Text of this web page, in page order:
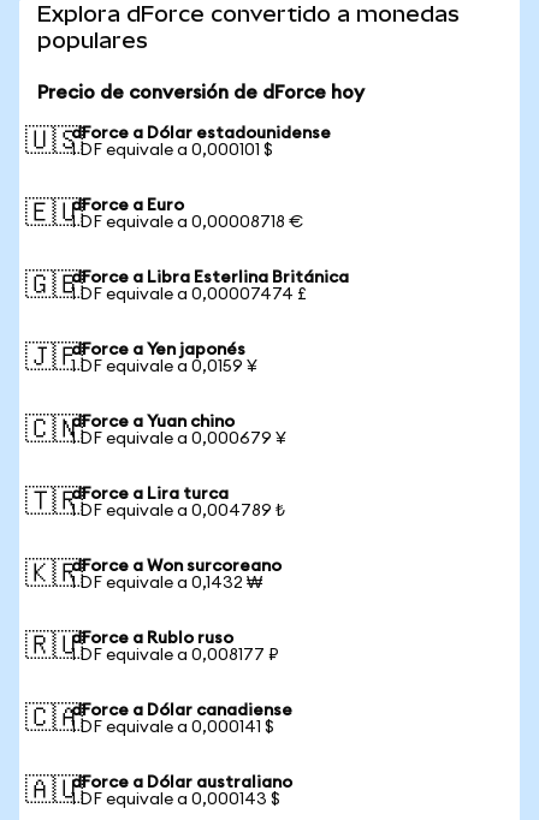
Explora dForce convertido a monedas
populares
Precio de conversión de dForce hoy
🇺🇸dForce a Dólar estadounidense
1 DF equivale a 0,000101 $
🇪🇺dForce a Euro
1 DF equivale a 0,00008718 €
🇬🇧dForce a Libra Esterlina Británica
1 DF equivale a 0,00007474 £
🇯🇵dForce a Yen japonés
1 DF equivale a 0,0159 ¥
🇨🇳dForce a Yuan chino
1 DF equivale a 0,000679 ¥
🇹🇷dForce a Lira turca
1 DF equivale a 0,004789 ₺
🇰🇷dForce a Won surcoreano
1 DF equivale a 0,1432 ₩
🇷🇺dForce a Rublo ruso
1 DF equivale a 0,008177 ₽
🇨🇦dForce a Dólar canadiense
1 DF equivale a 0,000141 $
🇦🇺dForce a Dólar australiano
1 DF equivale a 0,000143 $